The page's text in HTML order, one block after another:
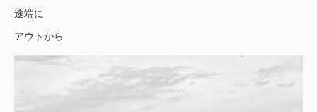
途端に
アウトから